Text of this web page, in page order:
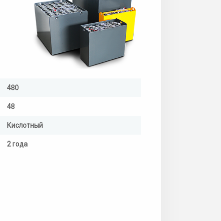
480
48
Кислотный
2 года